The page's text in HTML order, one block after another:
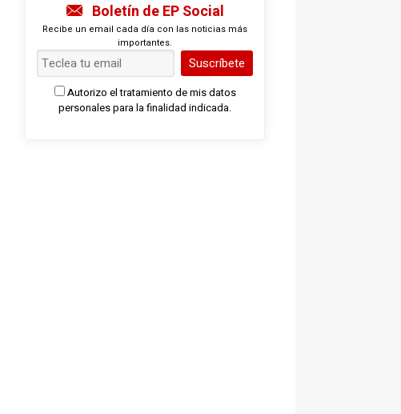
Boletín de EP Social
Recibe un email cada día con las noticias más
importantes.
Suscríbete
Autorizo el tratamiento de mis datos
personales para la finalidad indicada.